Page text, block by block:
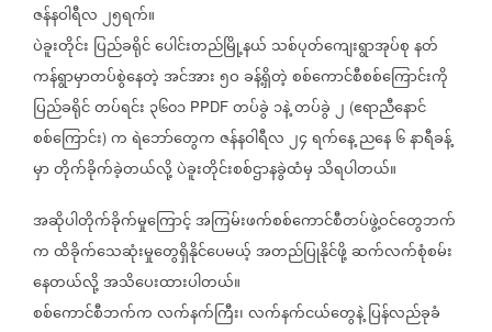
ဇန်နဝါရီလ၂၅ရက်။
ပဲခူးတိုင်း ပြည်ခရိုင်ပေါင်းတည်မြို့နယ် သစ်ပုတ်ကျေးရွာအုပ်စုနတ်
ကန်ရွာမှာတပ်စွဲနေတဲ့အင်အား၅ဝခန့်ရှိတဲ့စစ်ကောင်စီစစ်ကြောင်းကို
ပြည်ခရိုင်တပ်ရင်း ၃၆၀၁ PPDF တပ်ခွဲ ၁နဲ့တပ်ခွဲ၂ (ဧရာညီနောင်
စစ်ကြောင်း) ကရဲဘော်တွေကဇန်နဝါရီလ၂၄ရက်နေ့ညနေ၆နာရီခန့်
မှာတိုက်ခိုက်ခဲ့တယ်လို့ပဲခူးတိုင်းစစ်ဌာနခွဲထံမှ သိရပါတယ်။
အဆိုပါတိုက်ခိုက်မှုကြောင့်အကြမ်းဖက်စစ်ကောင်စီတပ်ဖွဲ့ဝင်တွေဘက်
ကထိခိုက်သေဆုံးမှုတွေရှိနိုင်ပေမယ့်အတည်ပြုနိုင်ဖို့ဆက်လက်စုံစမ်း
နေတယ်လို့အသိပေးထားပါတယ်။
စစ်ကောင်စီဘက်ကလက်နက်ကြီး၊လက်နက်ငယ်တွေနဲ့ပြန်လည်ခုခံ